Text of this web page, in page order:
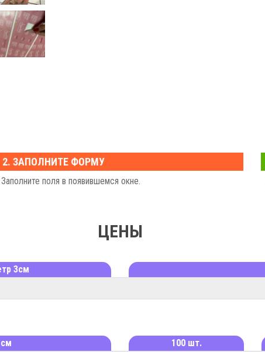
2. ЗАПОЛНИТЕ ФОРМУ
Заполните поля в появившемся окне.
ЦЕНЫ
3cм
100 шт.